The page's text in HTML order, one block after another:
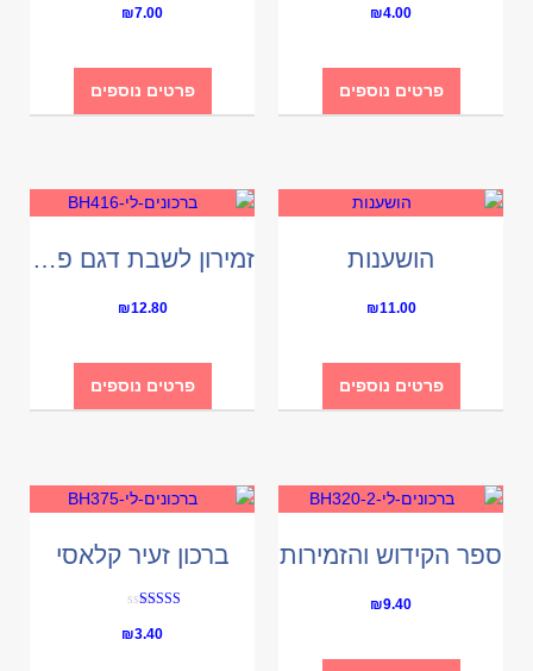
₪4.00
פרטים נוספים
₪7.00
פרטים נוספים
הושענות
₪11.00
פרטים נוספים
זמירון לשבת דגם פנינה
₪12.80
פרטים נוספים
ספר הקידוש והזמירות
₪9.40
ברכון זעיר קלאסי
5.00
₪3.40